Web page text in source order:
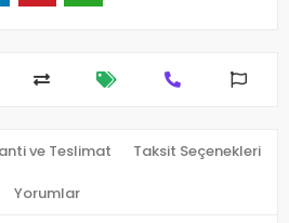
ve Teslimat Taksit Seçenekleri
Yorumlar